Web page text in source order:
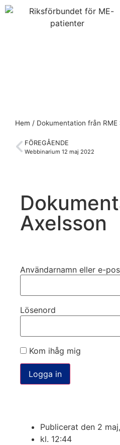
Hem / Dokumentation från
FÖREGÅENDE
Webbinarium 12 maj 2022
Axelsson
Användarnamn eller e-
Lösenord
Kom ihåg mig
Publicerat den 2
kl. 12:44